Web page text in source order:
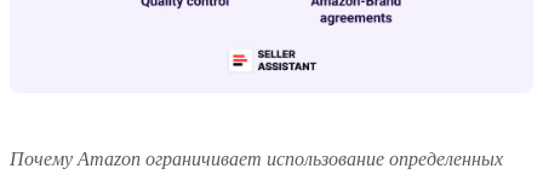
Почему Amazon ограничивает использование определенных